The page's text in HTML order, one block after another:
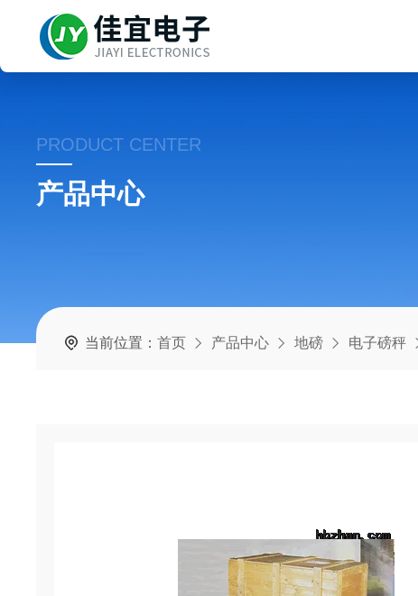
PRODUCT CENTER
产品中心
当前位置：首页 产品中心 地磅 电子磅秤